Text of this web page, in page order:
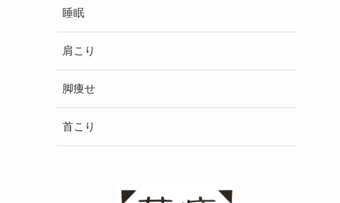
睡眠
肩こり
脚痩せ
首こり